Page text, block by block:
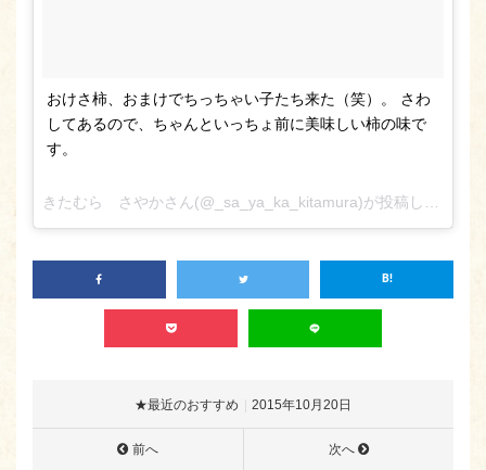
おけさ柿、おまけでちっちゃい子たち来た（笑）。 さわ
してあるので、ちゃんといっちょ前に美味しい柿の味で
す。
きたむら さやかさん(@_sa_ya_ka_kitamura)が投稿した写真 –
★最近のおすすめ 2015年10月20日
前へ 次へ